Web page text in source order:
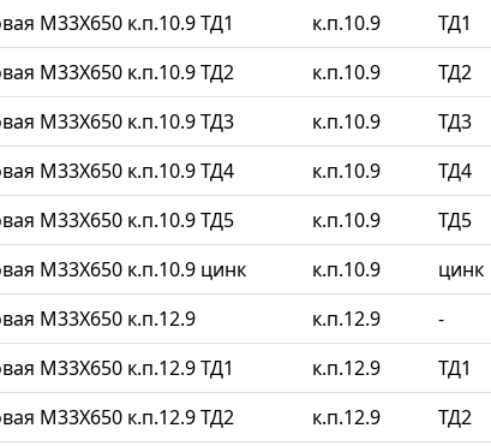
М33Х650 к.п.10.9 ТД1 к.п.10.9 ТД1
М33Х650 к.п.10.9 ТД2 к.п.10.9 ТД2
М33Х650 к.п.10.9 ТД3 к.п.10.9 ТД3
М33Х650 к.п.10.9 ТД4 к.п.10.9 ТД4
М33Х650 к.п.10.9 ТД5 к.п.10.9 ТД5
М33Х650 к.п.10.9 цинк к.п.10.9 цинк
М33Х650 к.п.12.9 к.п.12.9 -
М33Х650 к.п.12.9 ТД1 к.п.12.9 ТД1
М33Х650 к.п.12.9 ТД2 к.п.12.9 ТД2